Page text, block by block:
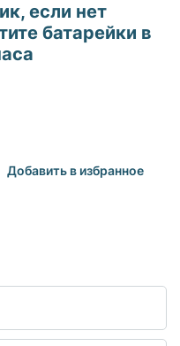
если нет
батарейки в
Добавить в избранное